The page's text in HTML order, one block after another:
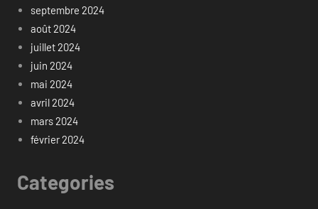
septembre 2024
août 2024
juillet 2024
juin 2024
mai 2024
avril 2024
mars 2024
février 2024
Categories